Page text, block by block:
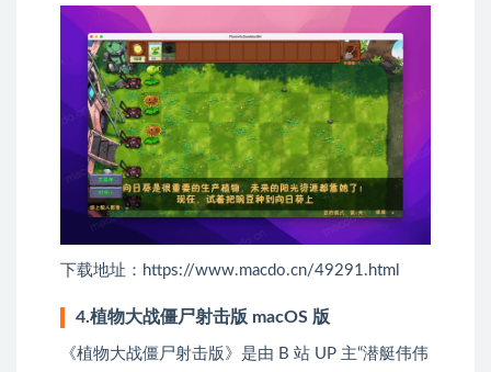
下载地址：https://www.macdo.cn/49291.html
4.植物大战僵尸射击版 macOS 版
《植物大战僵尸射击版》是由 B 站 UP 主“潜艇伟伟